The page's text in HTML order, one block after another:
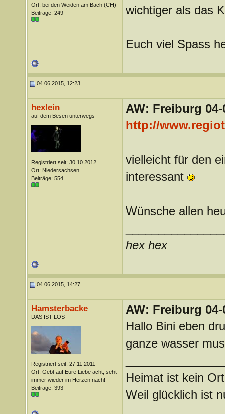
Ort: bei den Weiden am Bach (CH)
Beiträge: 249
wichtiger als das
Euch viel Spass
04.06.2015, 12:23
hexlein
auf dem Besen unterwegs
Registriert seit: 30.10.2012
Ort: Niedersachsen
Beiträge: 554
AW: Freiburg
http://
vielleicht für den
interessant
Wünsche allen
hex hex
04.06.2015, 14:27
Hamsterbacke
DAS IST LOS
Registriert seit: 27.11.2011
Ort: Gebt auf Eure Liebe acht, seht
immer wieder im Herzen nach!
Beiträge: 393
AW: Freiburg
Hallo Bini eben
ganze wasser
Heimat ist kein
Weil glücklich ist